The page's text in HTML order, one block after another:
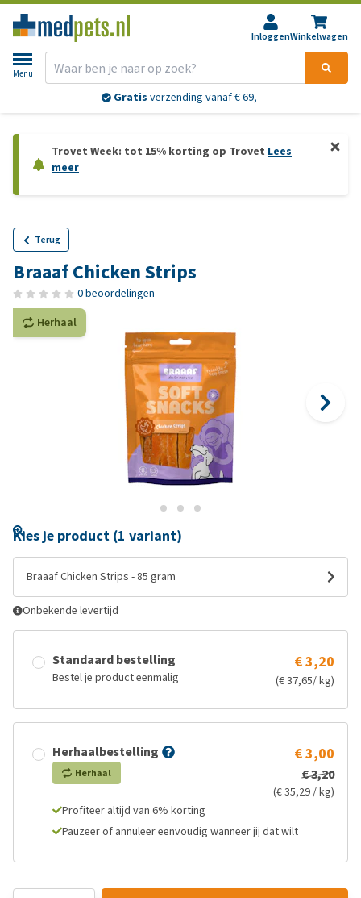
InloggenWinkelwagen
Menu
Gratis verzending vanaf € 69,-
Trovet Week: tot 15% korting op Trovet Lees
meer
Terug
Braaaf Chicken Strips
0 beoordelingen
Herhaal
Kies je product (1 variant)
Braaaf Chicken Strips - 85 gram
Onbekende levertijd
Standaard bestelling
Bestel je product eenmalig
€ 3,20
(€ 37,65/ kg)
Herhaalbestelling
Herhaal
€ 3,00
€ 3,20
(€ 35,29 / kg)
Profiteer altijd van 6% korting
Pauzeer of annuleer eenvoudig wanneer jij dat wilt